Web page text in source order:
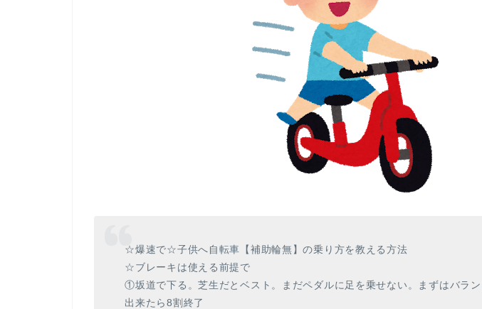
☆爆速で☆子供へ自転車【補助輪無】の乗り方を教える方法
☆ブレーキは使える前提で
①坂道で下る。芝生だとベスト。まだペダルに足を乗せない。まずはバラ
出来たら8割終了